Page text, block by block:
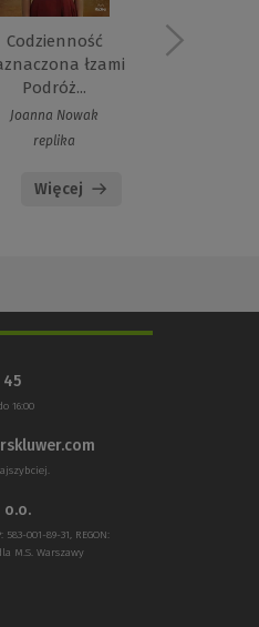
Codzienność
łzami
Podróż...
Joanna Nowak
replika
Więcej
16:00
o.o.
001-89-31, REGON:
M.S. Warszawy